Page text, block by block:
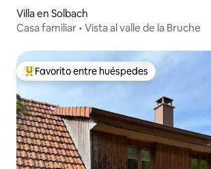
Villa en Solbach
Casa familiar • Vista al valle de la Bruche
De los mejores en Favorito entre huéspedes
Favorito entre huéspedes